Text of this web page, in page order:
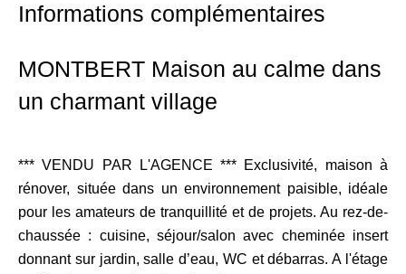
Informations complémentaires
MONTBERT Maison au calme dans
un charmant village
*** VENDU PAR L'AGENCE *** Exclusivité, maison à
rénover, située dans un environnement paisible, idéale
pour les amateurs de tranquillité et de projets. Au rez-de-
chaussée : cuisine, séjour/salon avec cheminée insert
donnant sur jardin, salle d’eau, WC et débarras. A l'étage